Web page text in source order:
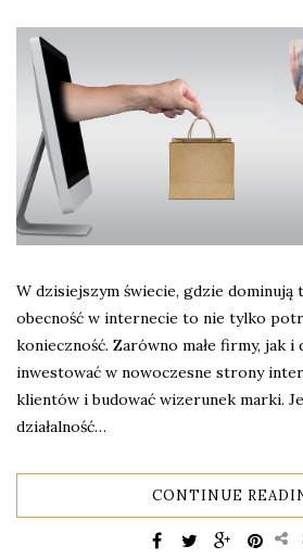
W dzisiejszym świecie, gdzie
obecność w internecie to nie tylko
konieczność. Zarówno małe firmy, jak
inwestować w nowoczesne strony
klientów i budować wizerunek marki.
działalność…
CONTINUE